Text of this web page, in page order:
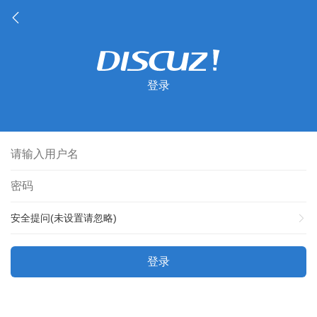
登录
安全提问(未设置请忽略)
登录